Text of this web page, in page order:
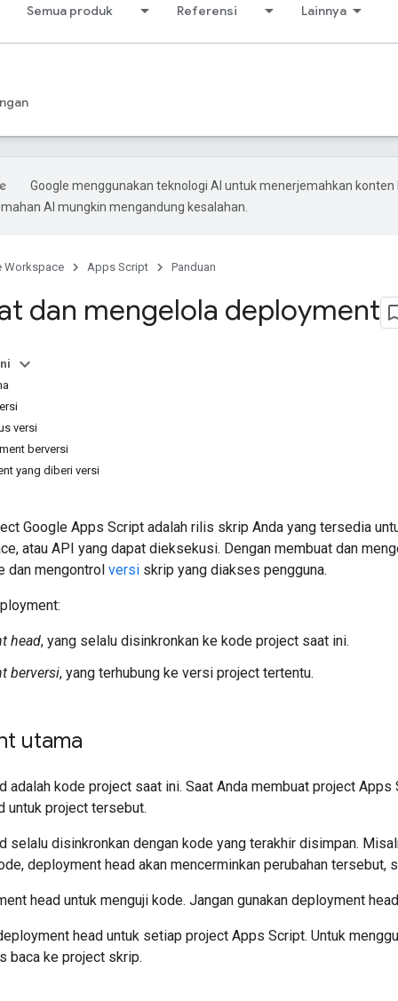
Semua produk Referensi Lainnya
Google menggunakan teknologi AI untuk menerjemahkan konten
AI mungkin mengandung kesalahan.
Workspace Apps Script Panduan
dan mengelola deployment
versi
berversi
yang diberi versi
Google Apps Script adalah rilis skrip Anda yang tersedia
atau API yang dapat dieksekusi. Dengan membuat dan
dan mengontrol versi skrip yang diakses pengguna.
head, yang selalu disinkronkan ke kode project saat ini.
berversi, yang terhubung ke versi project tertentu.
utama
adalah kode project saat ini. Saat Anda membuat project
untuk project tersebut.
selalu disinkronkan dengan kode yang terakhir disimpan.
deployment head akan mencerminkan perubahan
head untuk menguji kode. Jangan gunakan deployment
head untuk setiap project Apps Script. Untuk
baca ke project skrip.